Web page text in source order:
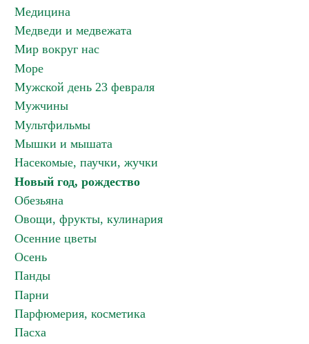
Медицина
Медведи и медвежата
Мир вокруг нас
Море
Мужской день 23 февраля
Мужчины
Мультфильмы
Мышки и мышата
Насекомые, паучки, жучки
Новый год, рождество
Обезьяна
Овощи, фрукты, кулинария
Осенние цветы
Осень
Панды
Парни
Парфюмерия, косметика
Пасха